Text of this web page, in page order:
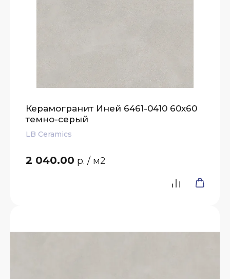
Керамогранит Иней 6461-0410 60х60
темно-серый
LB Ceramics
2 040.00 р. / м2